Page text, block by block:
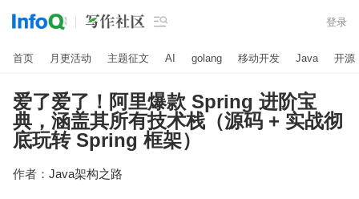
 登录
首页 月更活动 主题征文 AI golang 移动开发 Java 开源
爱了爱了！阿里爆款 Spring 进阶宝
典，涵盖其所有技术栈（源码 + 实战彻
底玩转 Spring 框架）
作者： Java架构之路